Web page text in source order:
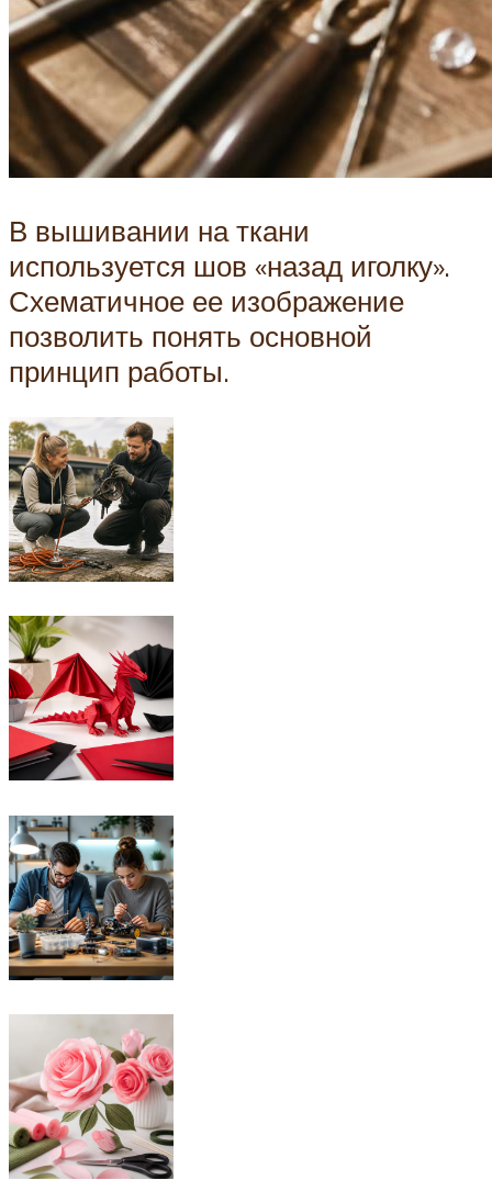
В вышивании на ткани
используется шов «назад иголку».
Схематичное ее изображение
позволить понять основной
принцип работы.